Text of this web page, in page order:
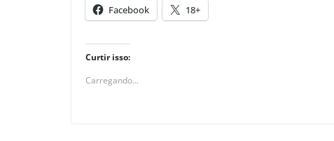
Facebook 18+
Curtir isso:
Carregando...